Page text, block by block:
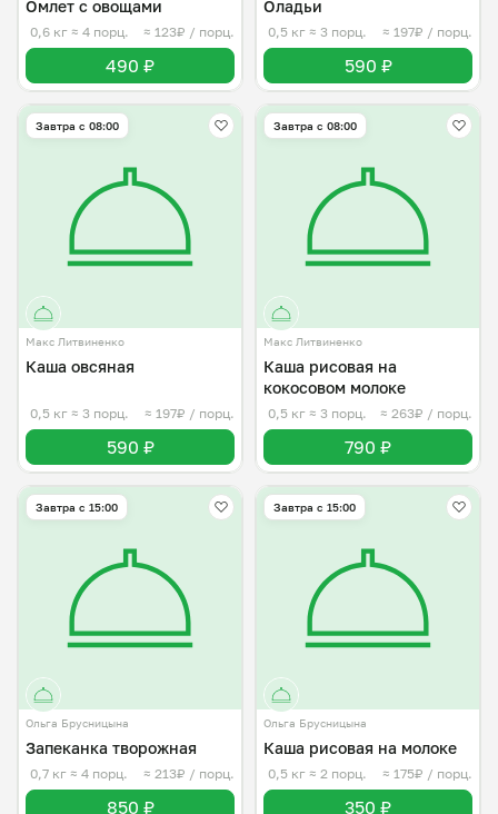
Омлет с овощами
0,6 кг ≈ 4 порц. ≈ 123₽ / порц.
490 ₽
Оладьи
0,5 кг ≈ 3 порц. ≈ 197₽ / порц.
590 ₽
Завтра c 08:00
Макс Литвиненко
Каша овсяная
0,5 кг ≈ 3 порц. ≈ 197₽ / порц.
590 ₽
Завтра c 08:00
Макс Литвиненко
Каша рисовая на
кокосовом молоке
0,5 кг ≈ 3 порц. ≈ 263₽ / порц.
790 ₽
Завтра c 15:00
Ольга Брусницына
Запеканка творожная
0,7 кг ≈ 4 порц. ≈ 213₽ / порц.
850 ₽
Завтра c 15:00
Ольга Брусницына
Каша рисовая на молоке
0,5 кг ≈ 2 порц. ≈ 175₽ / порц.
350 ₽